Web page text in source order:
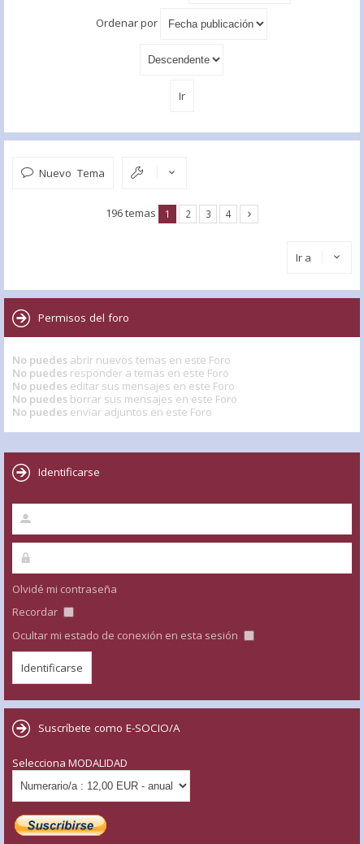
Ordenar por
Nuevo Tema
196 temas 1 2 3 4
Ir a
Permisos del foro
No puedes abrir nuevos temas en este Foro
No puedes responder a temas en este Foro
No puedes editar sus mensajes en este Foro
No puedes borrar sus mensajes en este Foro
No puedes enviar adjuntos en este Foro
Identificarse
Olvidé mi contraseña
Recordar
Ocultar mi estado de conexión en esta sesión
Suscríbete como E-SOCIO/A
Selecciona MODALIDAD